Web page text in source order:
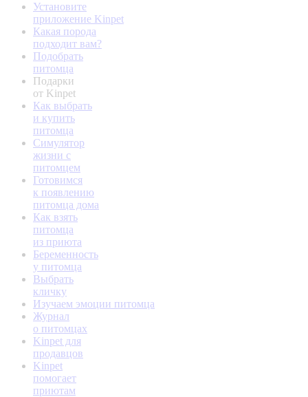
Установите
приложение Kinpet
Какая порода
подходит вам?
Подобрать
питомца
Подарки
от Kinpet
Как выбрать
и купить
питомца
Симулятор
жизни с
питомцем
Готовимся
к появлению
питомца дома
Как взять
питомца
из приюта
Беременность
у питомца
Выбрать
кличку
Изучаем эмоции питомца
Журнал
о питомцах
Kinpet для
продавцов
Kinpet
помогает
приютам